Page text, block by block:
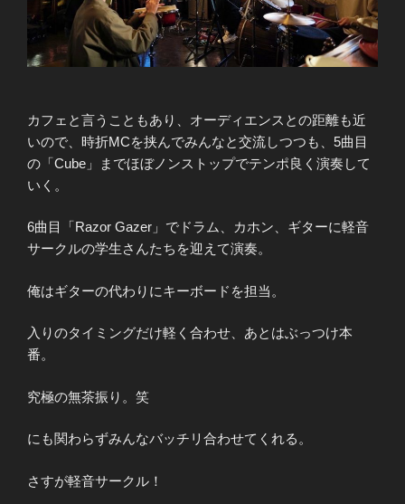
カフェと言うこともあり、オーディエンスとの距離も近
いので、時折MCを挟んでみんなと交流しつつも、5曲目
の「Cube」までほぼノンストップでテンポ良く演奏して
いく。
6曲目「Razor Gazer」でドラム、カホン、ギターに軽音
サークルの学生さんたちを迎えて演奏。
俺はギターの代わりにキーボードを担当。
入りのタイミングだけ軽く合わせ、あとはぶっつけ本
番。
究極の無茶振り。笑
にも関わらずみんなバッチリ合わせてくれる。
さすが軽音サークル！